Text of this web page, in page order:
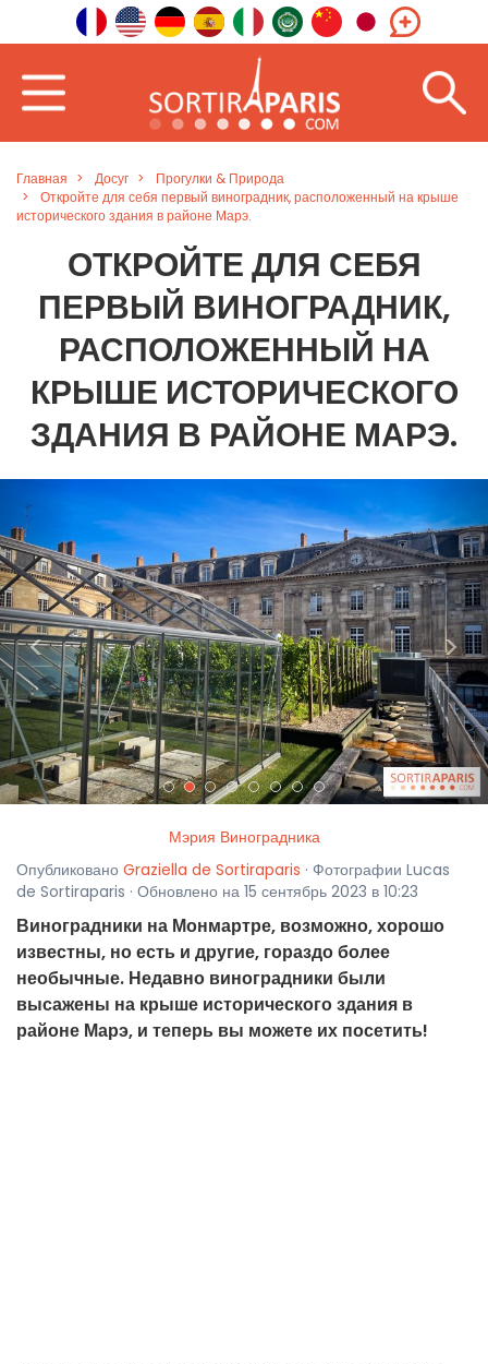
Главная Досуг
Прогулки & Природа
Откройте для себя первый виноградник, расположенный на крыше
исторического здания в районе Марэ.
ОТКРОЙТЕ ДЛЯ СЕБЯ
ПЕРВЫЙ ВИНОГРАДНИК,
РАСПОЛОЖЕННЫЙ НА
КРЫШЕ ИСТОРИЧЕСКОГО
ЗДАНИЯ В РАЙОНЕ МАРЭ.
< >
Мэрия Виноградника
Опубликовано Graziella de Sortiraparis · Фотографии Lucas
de Sortiraparis · Обновлено на 15 сентябрь 2023 в 10:23
Виноградники на Монмартре, возможно, хорошо
известны, но есть и другие, гораздо более
необычные. Недавно виноградники были
высажены на крыше исторического здания в
районе Марэ, и теперь вы можете их посетить!